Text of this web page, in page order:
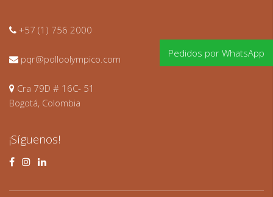
+57 (1) 756 2000
pqr@polloolympico.com
Cra 79D # 16C- 51
Bogotá, Colombia
¡Síguenos!
Pedidos por WhatsApp